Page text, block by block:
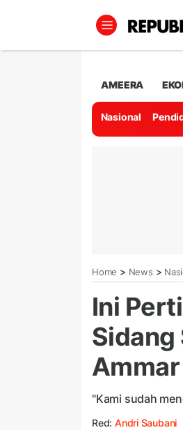
AMEERA
Nasional
Home > News >
Ini
Sidang
"Kami sudah
Red: Andri Saubani